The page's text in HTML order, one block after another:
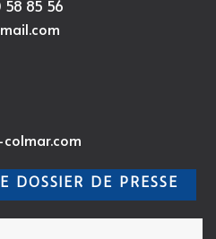
58 85 56
DOSSIER DE PRESSE